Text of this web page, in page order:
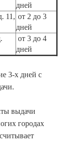
дней
11, от 2 до 3
дней
от 3 до 4
дней
3-х дней с
выдачи
городах